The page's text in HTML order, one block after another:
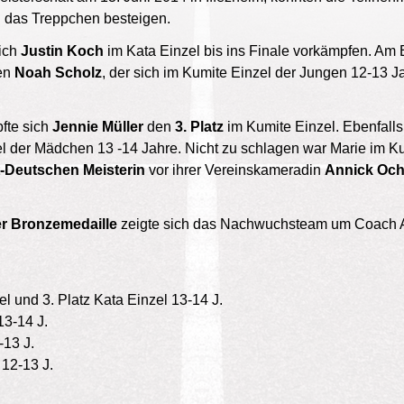
Treppchen besteigen.
Justin Koch im Kata Einzel bis ins Finale vorkämpfen.
Noah Scholz, der sich im Kumite Einzel der Jungen 12-13
sichJennie Müller den3. Platz im Kumite Einzel.
Mädchen 13 -14 Jahre. Nicht zu schlagen war Marie im
Deutschen Meisterin vor ihrer VereinskameradinAnnick
Bronzemedaille zeigte sich das Nachwuchsteam um Coach
und 3. Platz Kata Einzel 13-14 J.
14 J.
J.
13 J.